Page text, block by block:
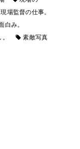
現場監督の仕事。
白み。
素敵写真